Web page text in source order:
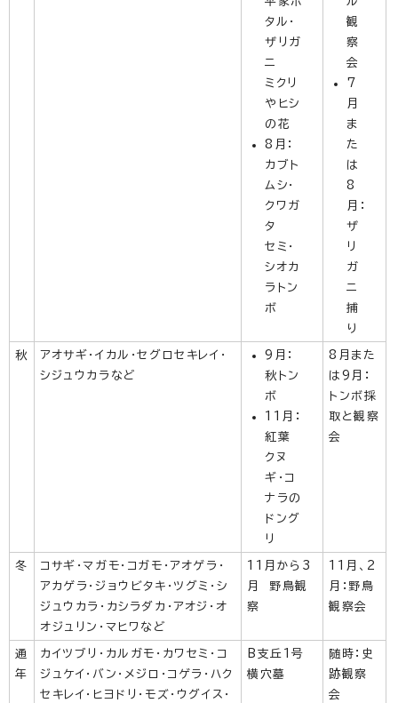
タル・
ザリガ
ニ
ミクリ
やヒシ
の花
8月：
カブト
ムシ・
クワガ
タ
セミ・
シオカ
ラトン
ボ
観
察
会
7
月
ま
た
は
8
月：
ザ
リ
ガ
ニ
捕
り
秋
アオサギ・イカル・セグロセキレイ・
シジュウカラなど
9月：
秋トン
ボ
11月：
紅葉
クヌ
ギ・コ
ナラの
ドング
リ
8月また
は9月：
トンボ採
取と観察
会
冬
コサギ・マガモ・コガモ・アオゲラ・
アカゲラ・ジョウビタキ・ツグミ・シ
ジュウカラ・カシラダカ・アオジ・オ
オジュリン・マヒワなど
11月から3
月 野鳥観
察
11月、2
月：野鳥
観察会
通
年
カイツブリ・カルガモ・カワセミ・コ
ジュケイ・バン・メジロ・コゲラ・ハク
セキレイ・ヒヨドリ・モズ・ウグイス・
B支丘1号
横穴墓
随時：史
跡観察
会